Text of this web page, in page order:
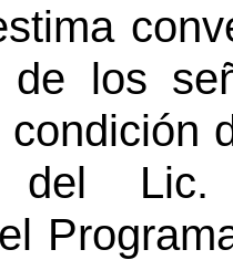
de los
del